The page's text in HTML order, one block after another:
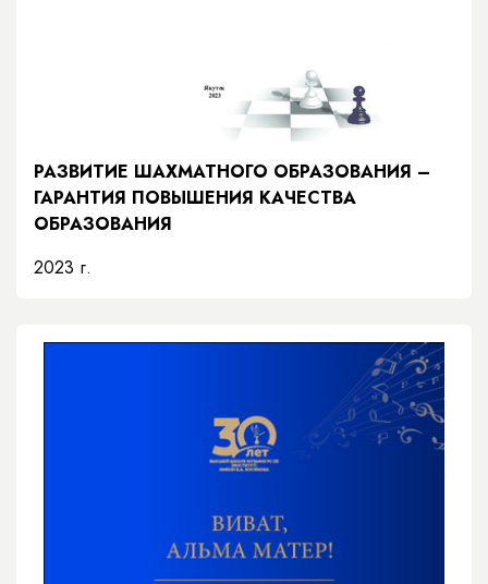
РАЗВИТИЕ ШАХМАТНОГО ОБРАЗОВАНИЯ –
ГАРАНТИЯ ПОВЫШЕНИЯ КАЧЕСТВА
ОБРАЗОВАНИЯ
2023 г.